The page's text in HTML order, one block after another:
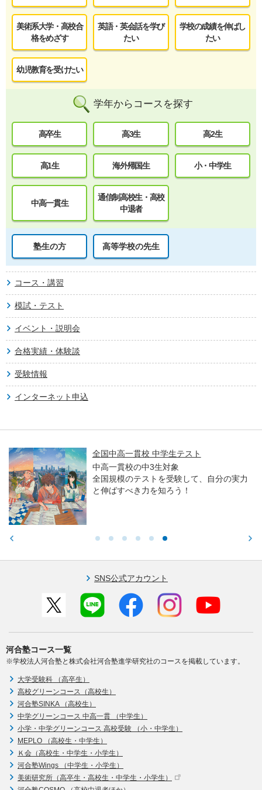
美術系大学・高校合
格をめざす
英語・英会話を学び
たい
学校の成績を伸ばし
たい
幼児教育を受けたい
学年からコースを探す
高卒生 高3生 高2生
高1生 海外帰国生 小・中学生
中高一貫生
通信制高校生・高校
中退者
塾生の方 高等学校の先生
コース・講習
模試・テスト
イベント・説明会
合格実績・体験談
受験情報
インターネット申込
国立大入試オープン解説講義
高卒生／高校生対象
河合塾進学アドバイザーとプロ講師が、各
教科のポイントや合格者の傾向などをわか
SNS公式アカウント
河合塾コース一覧
※学校法人河合塾と株式会社河合塾進学研究社のコースを掲載しています。
大学受験科 （高卒生）
高校グリーンコース（高校生）
河合塾SINKA （高校生）
中学グリーンコース 中高一貫 （中学生）
小学・中学グリーンコース 高校受験 （小・中学生）
MEPLO （高校生・中学生）
Ｋ会（高校生・中学生・小学生）
河合塾Wings （中学生・小学生）
美術研究所（高卒生・高校生・中学生・小学生）